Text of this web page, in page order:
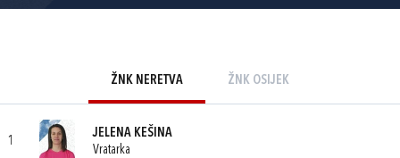
ŽNK NERETVA ŽNK OSIJEK
1
JELENA KEŠINA
Vratarka